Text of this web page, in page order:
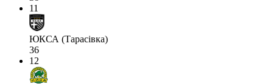
11
ЮКСА (Тарасівка)
36
12